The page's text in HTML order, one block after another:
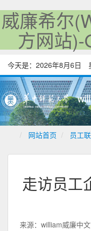
威廉希尔
方网站)-
今天是： 2026年8月6日
网站首页 员工
走访员工
来源：william威廉中